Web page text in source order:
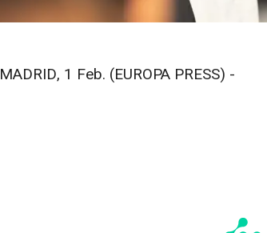
MADRID, 1 Feb. (EUROPA PRESS) -